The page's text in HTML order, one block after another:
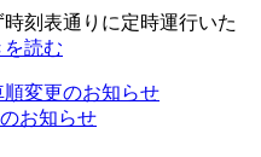
刻表通りに定時運行いた
を読む
お知らせ